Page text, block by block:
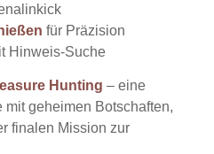
für Präzision
Hinweis-Suche
Hunting – eine
geheimen Botschaften,
finalen Mission zur